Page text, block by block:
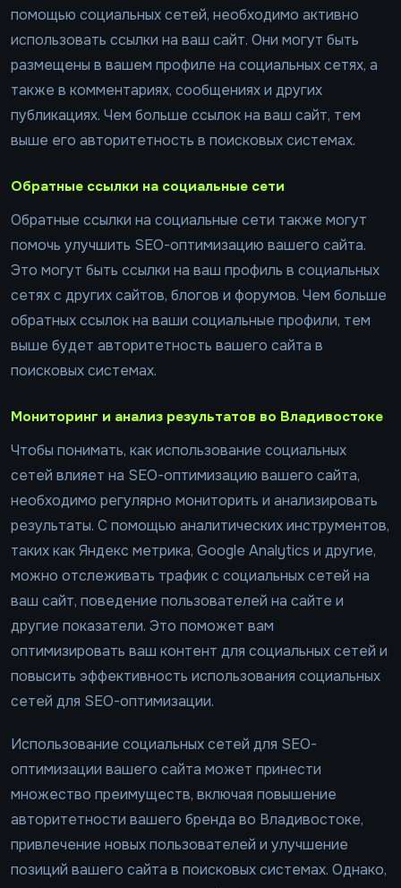
помощью социальных сетей, необходимо активно
использовать ссылки на ваш сайт. Они могут быть
размещены в вашем профиле на социальных сетях, а
также в комментариях, сообщениях и других
публикациях. Чем больше ссылок на ваш сайт, тем
выше его авторитетность в поисковых системах.
Обратные ссылки на социальные сети
Обратные ссылки на социальные сети также могут
помочь улучшить SEO-оптимизацию вашего сайта.
Это могут быть ссылки на ваш профиль в социальных
сетях с других сайтов, блогов и форумов. Чем больше
обратных ссылок на ваши социальные профили, тем
выше будет авторитетность вашего сайта в
поисковых системах.
Мониторинг и анализ результатов во Владивостоке
Чтобы понимать, как использование социальных
сетей влияет на SEO-оптимизацию вашего сайта,
необходимо регулярно мониторить и анализировать
результаты. С помощью аналитических инструментов,
таких как Яндекс метрика, Google Analytics и другие,
можно отслеживать трафик с социальных сетей на
ваш сайт, поведение пользователей на сайте и
другие показатели. Это поможет вам
оптимизировать ваш контент для социальных сетей и
повысить эффективность использования социальных
сетей для SEO-оптимизации.
Использование социальных сетей для SEO-
оптимизации вашего сайта может принести
множество преимуществ, включая повышение
авторитетности вашего бренда во Владивостоке,
привлечение новых пользователей и улучшение
позиций вашего сайта в поисковых системах. Однако,